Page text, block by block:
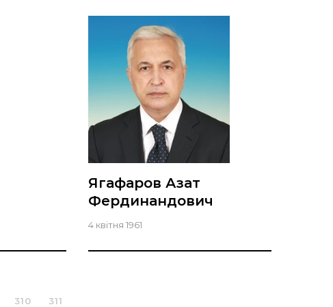
Ягафаров Азат
Фердинандович
4 квітня 1961
310 311